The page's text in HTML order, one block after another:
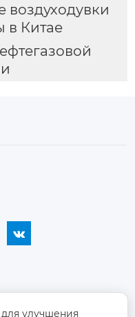
в Китае

Наньцзяо,
улучшения